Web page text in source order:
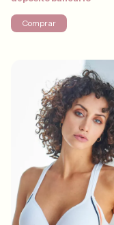
Comprar